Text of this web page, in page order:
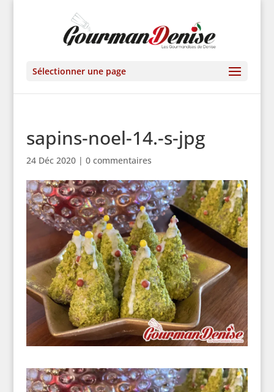
Sélectionner une page
sapins-noel-14.-s-jpg
24 Déc 2020| 0 commentaires